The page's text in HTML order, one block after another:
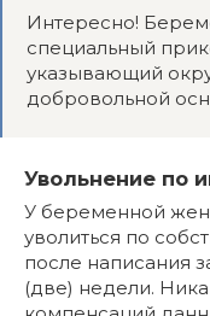
Интересно!
специальный
указывающий
добровольной
Увольнение по
У беременной
уволиться по
после написания
(две) недели.